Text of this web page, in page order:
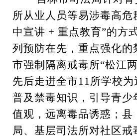
所从业人员等易涉毒高危
中宣讲 + 重点教育”的方
列预防在先，重点强化的
市强制隔离戒毒所“松江
先后走进全市11所学校为
普及禁毒知识，引导青少
值观，远离毒品诱惑；县
局、基层司法所对社区戒